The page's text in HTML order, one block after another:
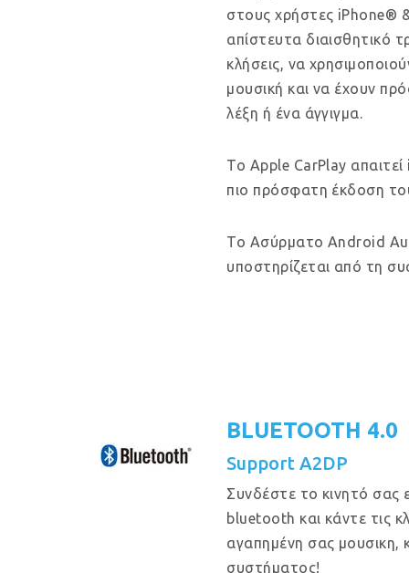
στους χρήστες iPhone®
απίστευτα διαισθητικό
κλήσεις, να
μουσική και να έχουν
λέξη ή ένα άγγιγμα.
Το Apple CarPlay
πιο πρόσφατη έκδοση
Το Ασύρματο Android
υποστηρίζεται από τη
BLUETOOTH 4.0
Support A2DP
Συνδέστε το κινητό σας
bluetooth και κάντε τις
αγαπημένη σας
συστήματος!